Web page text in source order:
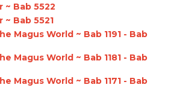
~ Bab 5522
~ Bab 5521
Magus World ~ Bab 1191 - Bab
Magus World ~ Bab 1181 - Bab
Magus World ~ Bab 1171 - Bab